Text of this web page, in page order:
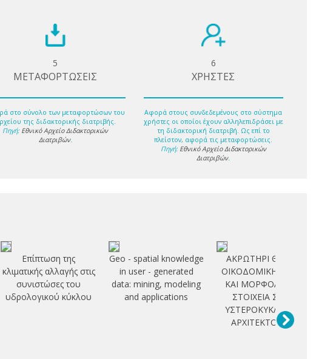
5
ΜΕΤΑΦΟΡΤΩΣΕΙΣ
στο σύνολο των μεταφορτώσων του
της διδακτορικής διατριβής.
Πηγή: Εθνικό Αρχείο Διδακτορικών
Διατριβών.
6
ΧΡΗΣΤΕΣ
Αφορά στους συνδεδεμένους στο σύστημα
χρήστες οι οποίοι έχουν αλληλεπιδράσει με
τη διδακτορική διατριβή. Ως επί το
πλείστον, αφορά τις μεταφορτώσεις.
Πηγή: Εθνικό Αρχείο Διδακτορικών
Διατριβών.
Επίπτωση της
κλιματικής αλλαγής στις
συνιστώσες του
υδρολογικού κύκλου
Geo - spatial knowledge
in user - generated
data: mining, modeling
and applications
ΑΚΡΩΤΗΡΙ ΘΗΡΑΣ:
ΟΙΚΟΔΟΜΙΚΗ ΤΕΧΝΗ
ΚΑΙ ΜΟΡΦΟΛΟΓΙΚΑ
ΣΤΟΙΧΕΙΑ ΣΤΗΝ
ΥΣΤΕΡΟΚΥΚΛΑΔΙΚΗ
ΑΡΧΙΤΕΚΤΟΝΙΚΗ